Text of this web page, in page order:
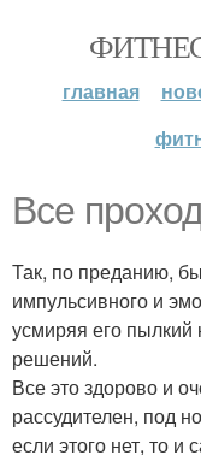
главная
Все
Так, по преданию,
импульсивного и
усмиряя его пылкий
решений.
Все это здорово и
рассудителен, под
если этого нет, то и